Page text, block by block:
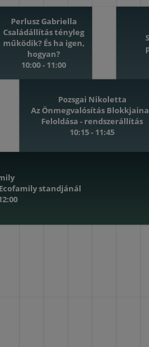
Perlusz Gabriella
Családállítás tényleg
működik? És ha igen,
hogyan?
10:00 - 11:00
Pozsgai Nikoletta
Az Önmegvalósítás
Feloldása - rendszerállítás
10:15 - 11:45
standjánál